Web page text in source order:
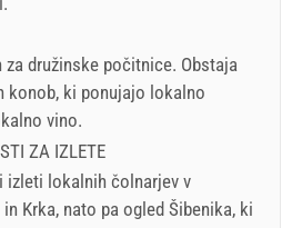
družinske počitnice. Obstaja
konob, ki ponujajo lokalno
vino.
ZA IZLETE
izleti lokalnih čolnarjev v
Krka, nato pa ogled Šibenika, ki